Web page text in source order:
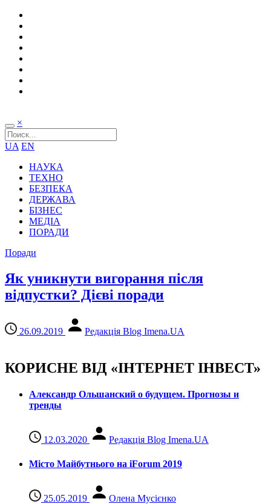
×
UA EN
НАУКА
ТЕХНО
БЕЗПЕКА
ДЕРЖАВА
БІЗНЕС
МЕДІА
ПОРАДИ
Поради
Як уникнути вигорання після
відпустки? Дієві поради
26.09.2019 Редакція Blog Imena.UA
КОРИСНЕ ВІД «ІНТЕРНЕТ ІНВЕСТ»
Александр Ольшанский о будущем. Прогнозы и
тренды
12.03.2020 Редакція Blog Imena.UA
Місто Майбутнього на iForum 2019
25.05.2019 Олена Мусієнко